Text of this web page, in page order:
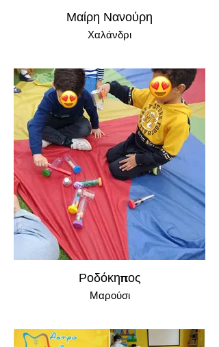
Μαίρη Νανούρη
Χαλάνδρι
Ροδόκηπος
Μαρούσι